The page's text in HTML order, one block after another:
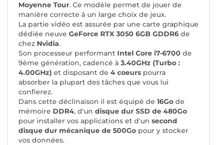
Moyenne Tour. Ce modèle permet de jouer de
manière correcte à un large choix de jeux.
La partie vidéo est assurée par une carte graphique
dédiée neuve GeForce RTX 3050 6GB GDDR6 de
chez Nvidia.
Son processeur performant Intel Core i7-6700 de
9ème génération, cadencé à 3.40GHz (Turbo :
4.00GHz) et disposant de 4 coeurs pourra
absorber la plupart des tâches que vous lui
confierez.
Dans cette déclinaison il est équipé de 16Go de
mémoire DDR4, d'un disque dur SSD de 480Go
pour installer vos applications et d'un second
disque dur mécanique de 500Go pour y stocker
vos données.